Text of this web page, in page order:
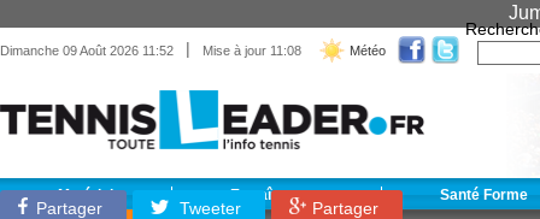
Dimanche 09 Août 2026 11:52 | Mise à jour 11:08 Météo
Matériel Entraînement Santé Forme
Partager Tweeter Partager